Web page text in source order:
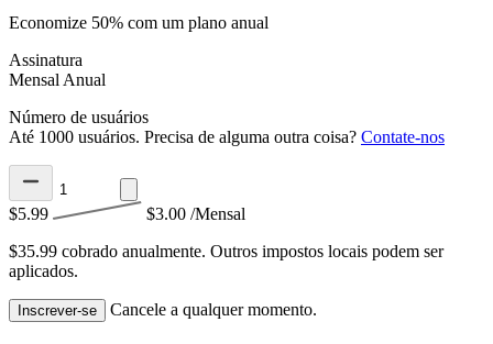
Economize 50% com um plano anual
Assinatura
Mensal Anual
Número de usuários
Até 1000 usuários. Precisa de alguma outra coisa? Contate-nos
$5.99 $3.00 /Mensal
$35.99 cobrado anualmente. Outros impostos locais podem ser
aplicados.
Inscrever-se Cancele a qualquer momento.